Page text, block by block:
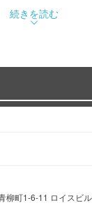
くり味を染み込
ッと、中はジュ
辛・鬼辛」から
う側(おにぎり)
)
能！！
続きを読む
柳町1-6-11 ロイスビ